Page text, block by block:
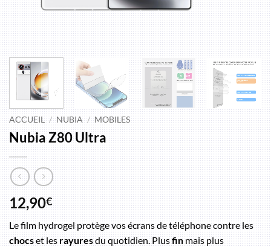
ACCUEIL / NUBIA / MOBILES
Nubia Z80 Ultra
12,90€
Le film hydrogel protège vos écrans de téléphone contre les
chocset lesrayuresdu quotidien. Plusfinmais plus